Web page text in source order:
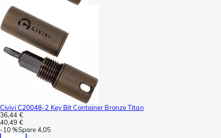
Civivi C20048-2 Key Bit Container Bronze Titan
36,44 €
40,49 €
-10 %Spare4,05